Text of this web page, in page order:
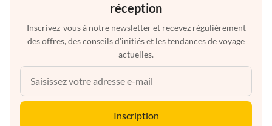
réception
Inscrivez-vous à notre newsletter et recevez régulièrement
des offres, des conseils d'initiés et les tendances de voyage
actuelles.
Inscription